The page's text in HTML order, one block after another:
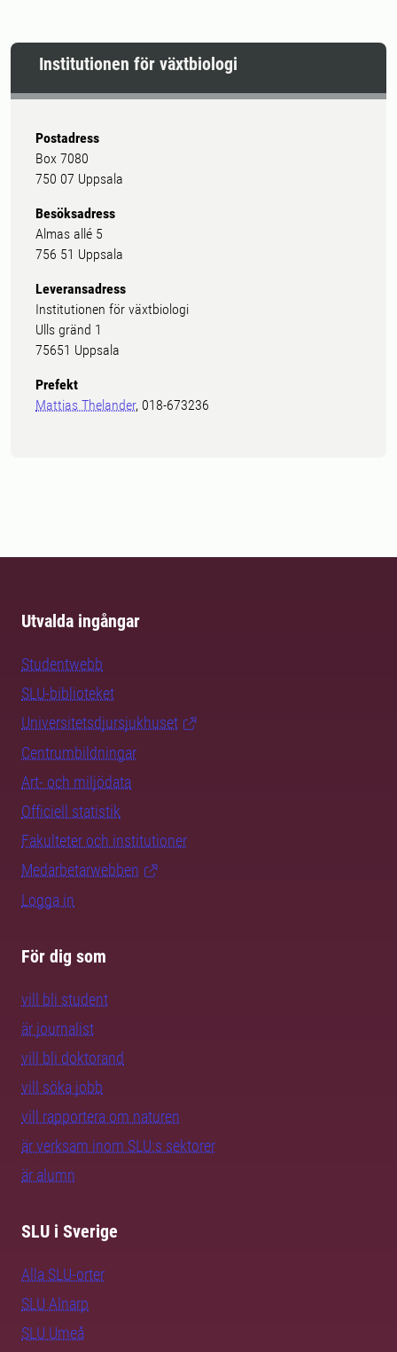
Institutionen för växtbiologi
Postadress
Box 7080
750 07 Uppsala
Besöksadress
Almas allé 5
756 51 Uppsala
Leveransadress
Institutionen för växtbiologi
Ulls gränd 1
75651 Uppsala
Prefekt
Mattias Thelander, 018-673236
Utvalda ingångar
Studentwebb
SLU-biblioteket
Universitetsdjursjukhuset
Centrumbildningar
Art- och miljödata
Officiell statistik
Fakulteter och institutioner
Medarbetarwebben
Logga in
För dig som
vill bli student
är journalist
vill bli doktorand
vill söka jobb
vill rapportera om naturen
är verksam inom SLU:s sektorer
är alumn
SLU i Sverige
Alla SLU-orter
SLU Alnarp
SLU Umeå